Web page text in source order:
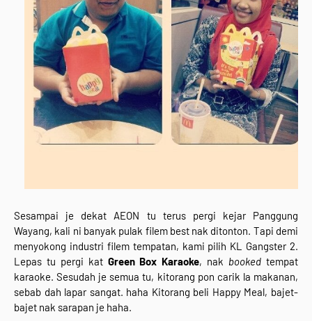
Sesampai je dekat AEON tu terus pergi kejar Panggung
Wayang, kali ni banyak pulak filem best nak ditonton. Tapi demi
menyokong industri filem tempatan, kami pilih KL Gangster 2.
Lepas tu pergi kat Green Box Karaoke, nak booked tempat
karaoke. Sesudah je semua tu, kitorang pon carik la makanan,
sebab dah lapar sangat. haha Kitorang beli Happy Meal, bajet-
bajet nak sarapan je haha.